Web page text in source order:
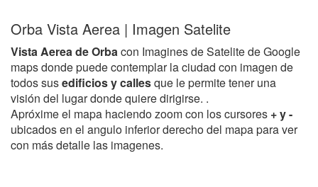
Orba Vista Aerea | Imagen Satelite
Vista Aerea de Orbacon Imagines de Satelite de Google
maps donde puede contemplar la ciudad con imagen de
todos susedificios y callesque le permite tener una
visión del lugar donde quiere dirigirse. .
Apróxime el mapa haciendo zoom con los cursores + y -
ubicados en el angulo inferior derecho del mapa para ver
con más detalle las imagenes.